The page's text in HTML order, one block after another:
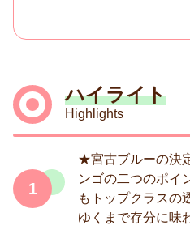
ハイライト
Highlights
1
★宮古ブルーの決
ンゴの二つのポイ
もトップクラスの
ゆくまで存分に味